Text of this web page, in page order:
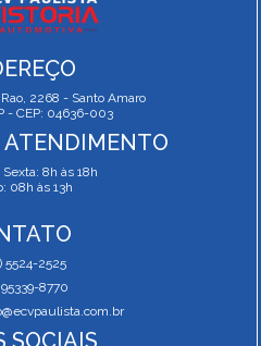
2268 - Santo Amaro
- CEP: 04636-003
ATENDIMENTO
8h às 18h
08h às 13h
5524-2525
95339-8770